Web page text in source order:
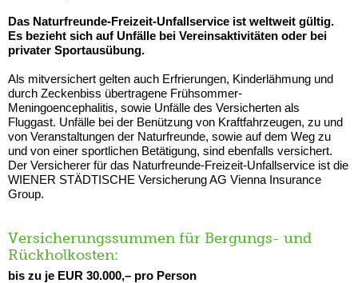
Das Naturfreunde-Freizeit-Unfallservice ist weltweit gültig.
Es bezieht sich auf Unfälle bei Vereinsaktivitäten oder bei
privater Sportausübung.
Als mitversichert gelten auch Erfrierungen, Kinderlähmung und
durch Zeckenbiss übertragene Frühsommer-
Meningoencephalitis, sowie Unfälle des Versicherten als
Fluggast. Unfälle bei der Benützung von Kraftfahrzeugen, zu und
von Veranstaltungen der Naturfreunde, sowie auf dem Weg zu
und von einer sportlichen Betätigung, sind ebenfalls versichert.
Der Versicherer für das Naturfreunde-Freizeit-Unfallservice ist die
WIENER STÄDTISCHE Versicherung AG Vienna Insurance
Group.
Versicherungssummen für Bergungs- und
Rückholkosten:
bis zu je EUR 30.000,– pro Person